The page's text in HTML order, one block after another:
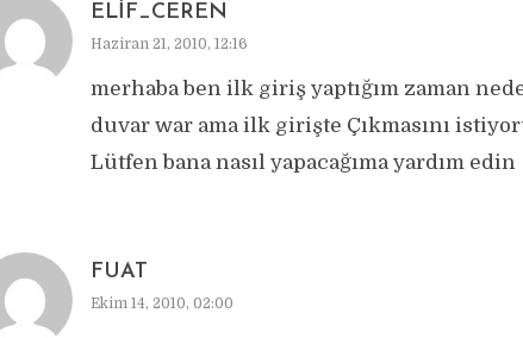
ELIF_CEREN
Haziran 21, 2010, 12:16
merhaba ben ilk giriş yaptığım zaman
duvar war ama ilk girişte Çıkmasını
Lütfen bana nasıl yapacağıma yardım edin
FUAT
Ekim 14, 2010, 02:00